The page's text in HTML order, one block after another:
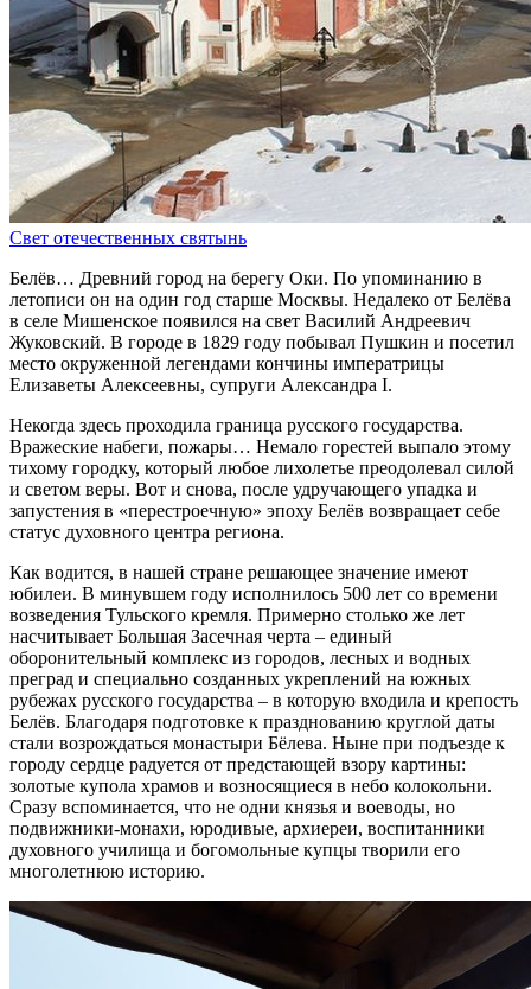
Свет отечественных святынь
Белёв… Древний город на берегу Оки. По упоминанию в
летописи он на один год старше Москвы. Недалеко от Белёва
в селе Мишенское появился на свет Василий Андреевич
Жуковский. В городе в 1829 году побывал Пушкин и посетил
место окруженной легендами кончины императрицы
Елизаветы Алексеевны, супруги Александра I.
Некогда здесь проходила граница русского государства.
Вражеские набеги, пожары… Немало горестей выпало этому
тихому городку, который любое лихолетье преодолевал силой
и светом веры. Вот и снова, после удручающего упадка и
запустения в «перестроечную» эпоху Белёв возвращает себе
статус духовного центра региона.
Как водится, в нашей стране решающее значение имеют
юбилеи. В минувшем году исполнилось 500 лет со времени
возведения Тульского кремля. Примерно столько же лет
насчитывает Большая Засечная черта – единый
оборонительный комплекс из городов, лесных и водных
преград и специально созданных укреплений на южных
рубежах русского государства – в которую входила и крепость
Белёв. Благодаря подготовке к празднованию круглой даты
стали возрождаться монастыри Бёлева. Ныне при подъезде к
городу сердце радуется от предстающей взору картины:
золотые купола храмов и возносящиеся в небо колокольни.
Сразу вспоминается, что не одни князья и воеводы, но
подвижники-монахи, юродивые, архиереи, воспитанники
духовного училища и богомольные купцы творили его
многолетнюю историю.